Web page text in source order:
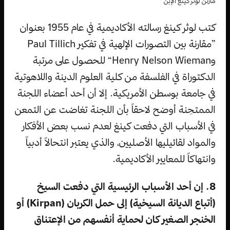
كتب لوثر كينغ رسالته الأكاديمية في عام 1955 بعنوان
”مقارنة بين التصورات الإلهية في تفكير Paul Tillich
وHenry Nelson Wieman“ للحصول على مرتبة
الدكتوراة في الفلسفة من كلية العلوم الدينة واللاهوتية
في جامعة بوسطن الأمريكية. إلا أن أحد أعضاء اللجنة
الممتحِنة أوضح لاحقاً بأن اللجنة تغاضت عن التمعن
في الأسباب التي دفعت كينغ لعدم نسب بعض الأفكار
والمواد لقائيليها الأصليين، والذي يعتبر انتحالاً أدبياً
وانتهاكاً للمعايير الأكاديمية.
8. إن أحد الأسباب الرئيسية التي دفعت السيخ
(أتباع الديانة السيخية) إلى حمل الكربان (Kirpan) أو
الخنجر الصغير كان لحماية أنفسهم من الإعتناق